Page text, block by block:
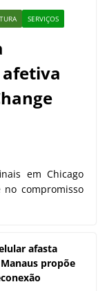
SERVIÇOS
em Chicago
compromisso
afasta
propõe